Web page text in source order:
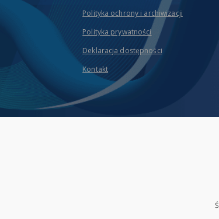
Polityka ochrony i archiwizacji
Polityka prywatności
Deklaracja dostępności
Kontakt